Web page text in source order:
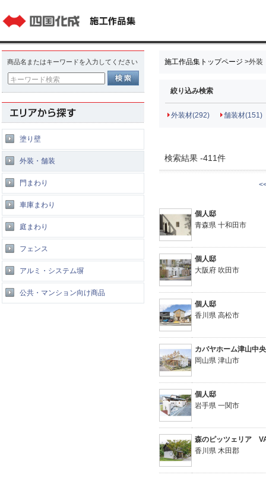
商品名またはキーワードを入力してください
キーワード検索
塗り壁
外装・舗装
門まわり
車庫まわり
庭まわり
フェンス
アルミ・システム塀
公共・マンション向け商品
施工作品集トップページ >外装
絞り込み検索
外装材(292) 舗装材(151)
検索結果 -411件
個人邸
青森県 十和田市
個人邸
大阪府 吹田市
個人邸
香川県 高松市
カバヤホーム津山中
岡山県 津山市
個人邸
岩手県 一関市
森のピッツェリア
香川県 木田郡